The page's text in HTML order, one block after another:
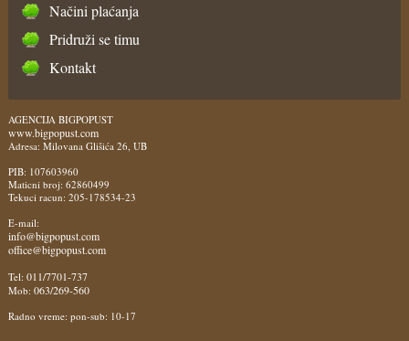
Načini plaćanja
Pridruži se timu
Kontakt
AGENCIJA BIGPOPUST
www.bigpopust.com
Adresa: Milovana Glišića 26, UB
PIB: 107603960
Maticni broj: 62860499
Tekuci racun: 205-178534-23
E-mail:
info@bigpopust.com
office@bigpopust.com
Tel: 011/7701-737
Mob: 063/269-560
Radno vreme: pon-sub: 10-17